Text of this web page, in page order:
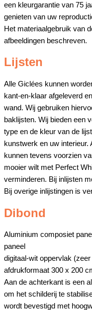
een kleurgarantie van 75
genieten van uw
Het materiaalgebruik van
afbeeldingen beschreven.
Lijsten
Alle Giclées kunnen
kant-en-klaar afgeleverd
wand. Wij gebruiken
baklijsten. Wij bieden een
type en de kleur van de
kunstwerk en uw interieur.
kunnen tevens voorzien
mooier wilt met Perfect
verminderen. Bij inlijsten
Bij overige inlijstingen is
Dibond
Aluminium composiet
paneel
digitaal-wit oppervlak
afdrukformaat 300 x 200
Aan de achterkant is een
om het schilderij te
wordt bevestigd met